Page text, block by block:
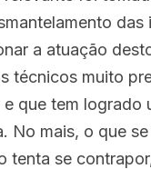
a atuação
técnicos muito
que tem logrado
No mais, o que
tenta se